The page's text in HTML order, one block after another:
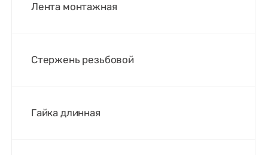
Лента монтажная
Стержень резьбовой
Гайка длинная